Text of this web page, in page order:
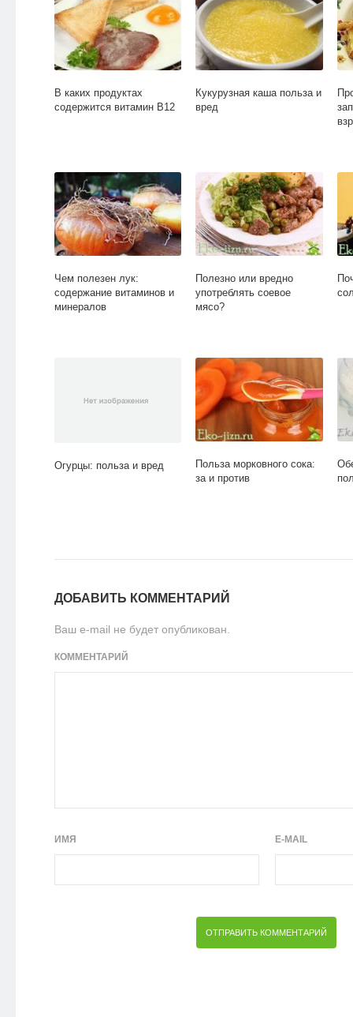
В каких продуктах
содержится витамин В12
Кукурузная каша польза и
вред
Чем полезен лук:
содержание витаминов и
минералов
Полезно или вредно
употреблять соевое
мясо?
Огурцы: польза и вред
Польза морковного сока:
за и против
ДОБАВИТЬ КОММЕНТАРИЙ
Ваш e-mail не будет опубликован.
КОММЕНТАРИЙ
ИМЯ E-MAIL